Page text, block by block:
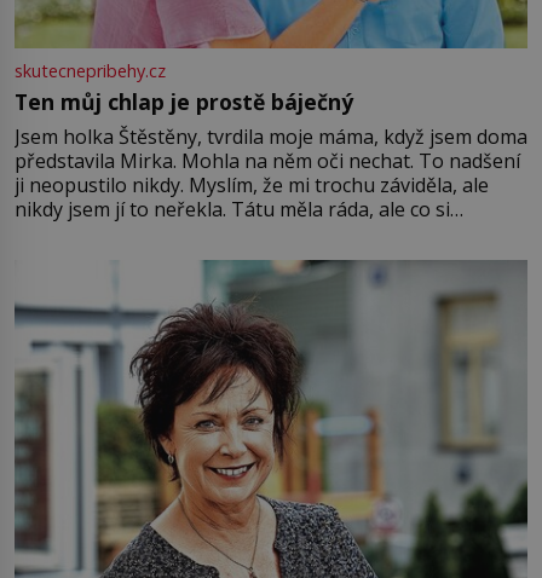
skutecnepribehy.cz
Ten můj chlap je prostě báječný
Jsem holka Štěstěny, tvrdila moje máma, když jsem doma
představila Mirka. Mohla na něm oči nechat. To nadšení
ji neopustilo nikdy. Myslím, že mi trochu záviděla, ale
nikdy jsem jí to neřekla. Tátu měla ráda, ale co si
Jsme spolu moc rádi Tehdy byla jiná doba, když